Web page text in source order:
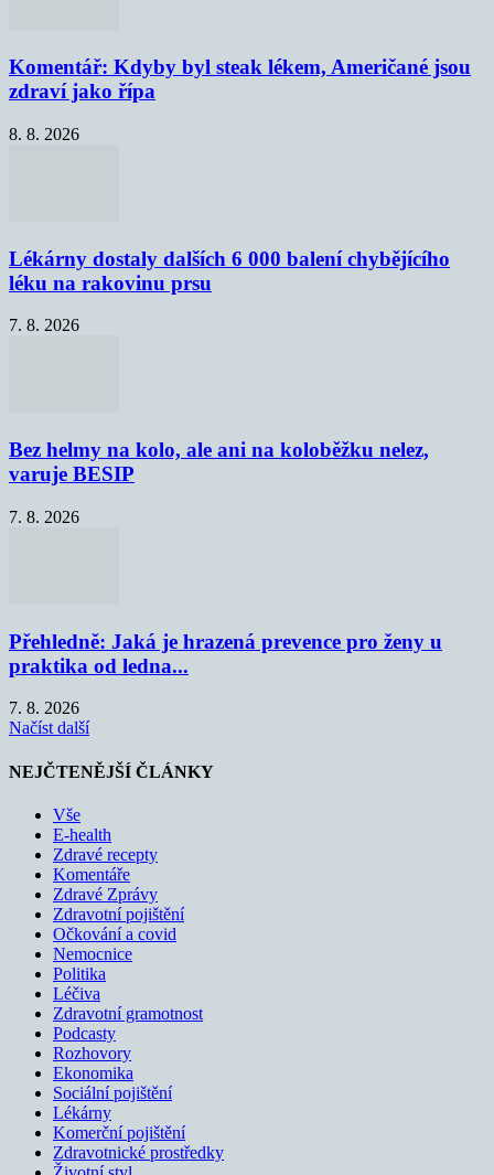
Komentář: Kdyby byl steak lékem, Američané jsou
zdraví jako řípa
8. 8. 2026
Lékárny dostaly dalších 6 000 balení chybějícího
léku na rakovinu prsu
7. 8. 2026
Bez helmy na kolo, ale ani na koloběžku nelez,
varuje BESIP
7. 8. 2026
Přehledně: Jaká je hrazená prevence pro ženy u
praktika od ledna...
7. 8. 2026
Načíst další
NEJČTENĚJŠÍ ČLÁNKY
Vše
E-health
Zdravé recepty
Komentáře
Zdravé Zprávy
Zdravotní pojištění
Očkování a covid
Nemocnice
Politika
Léčiva
Zdravotní gramotnost
Podcasty
Rozhovory
Ekonomika
Sociální pojištění
Lékárny
Komerční pojištění
Zdravotnické prostředky